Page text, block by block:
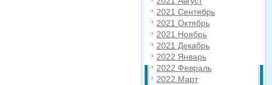
2021 Сентябрь
2021 Октябрь
2021 Ноябрь
2021 Декабрь
2022 Январь
2022 Февраль
2022 Март